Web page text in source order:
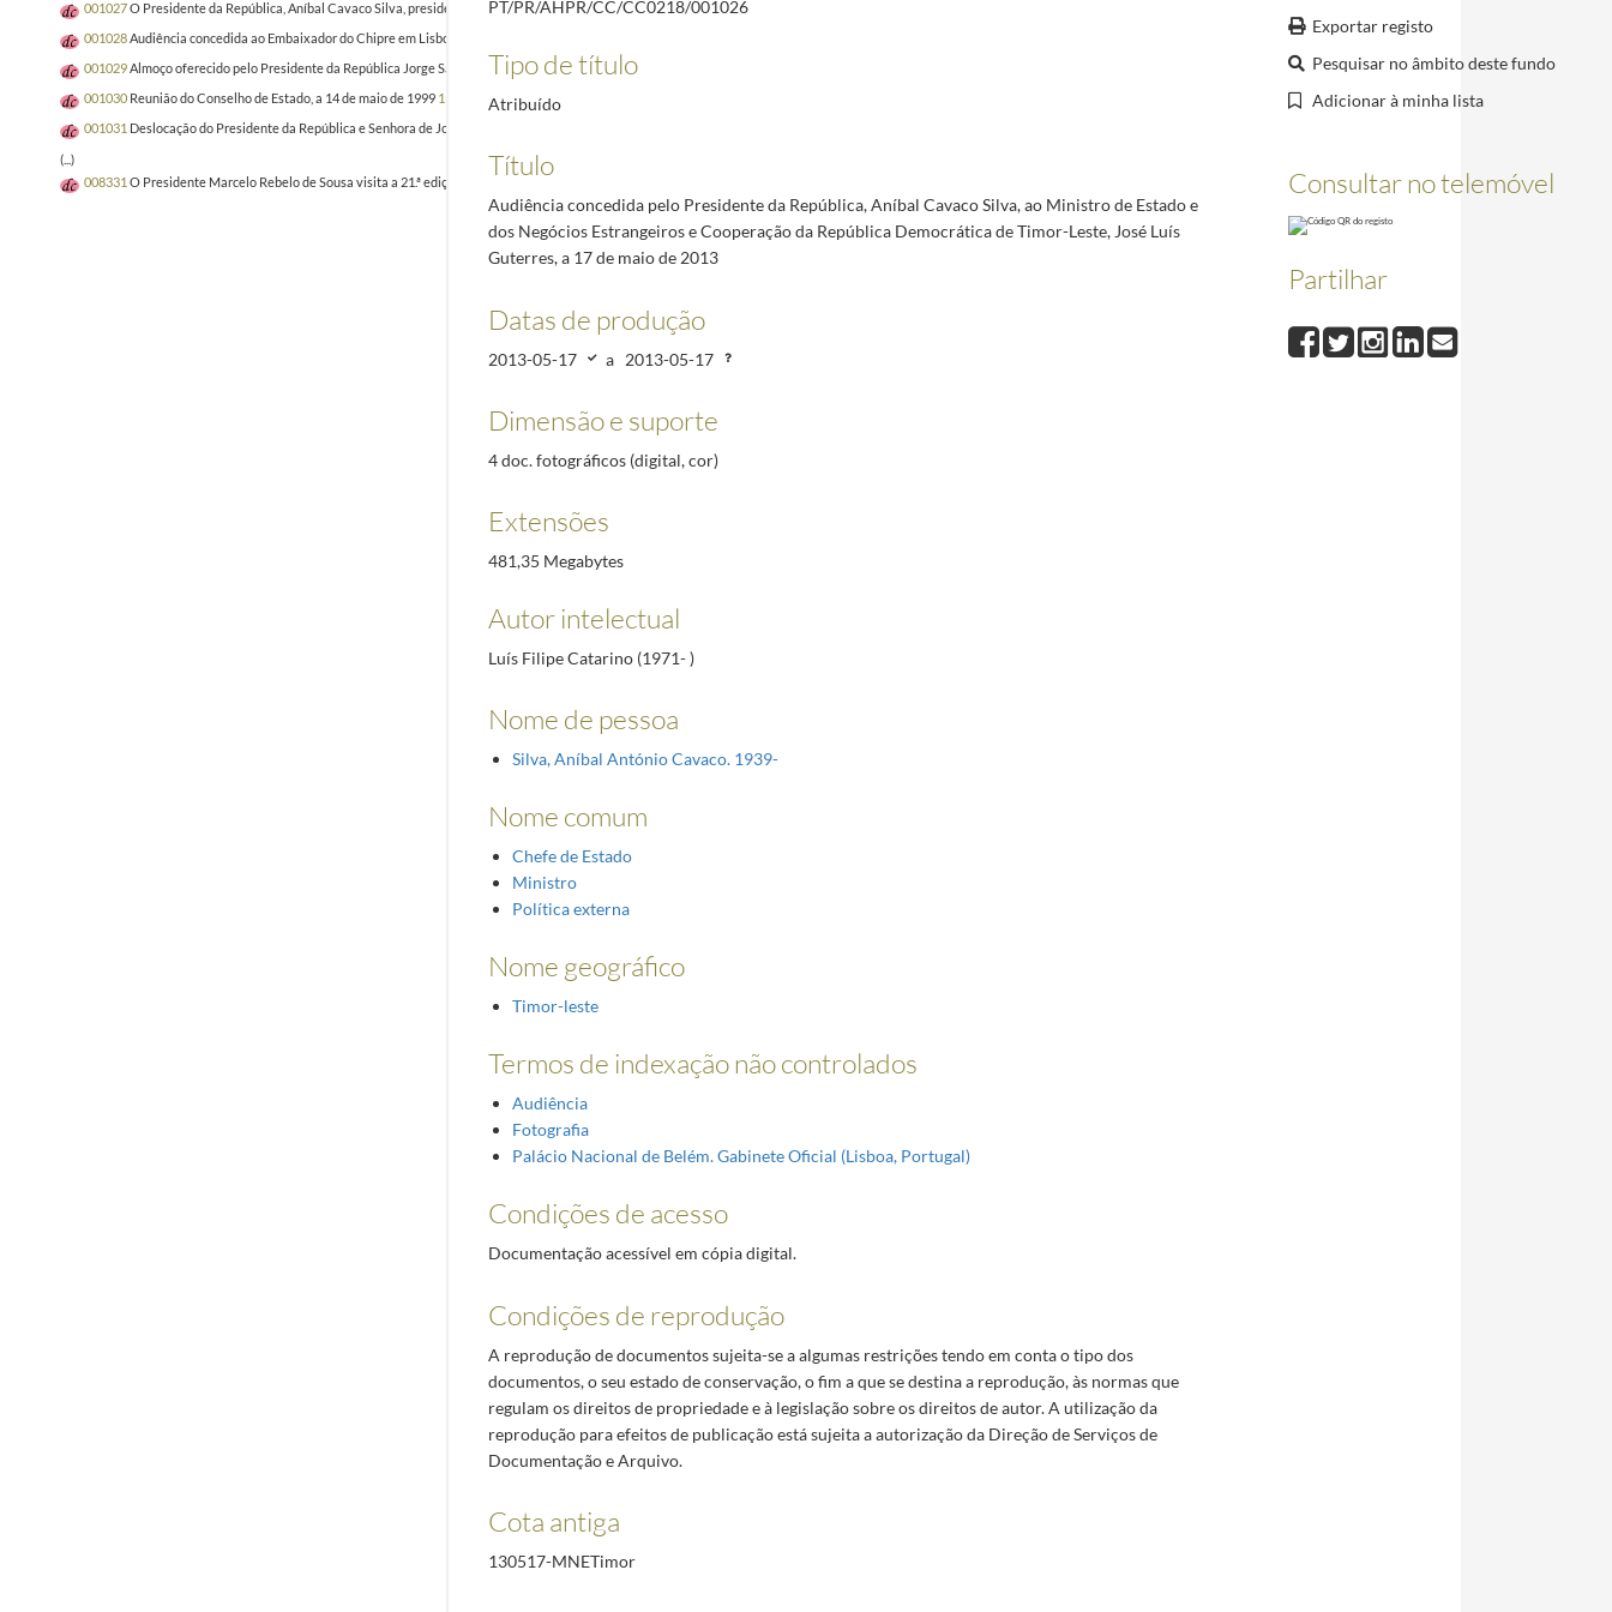
001027O Presidente da República, Aníbal Cavaco Silva, preside a reunião do Conselho de Estado, a 20 de maio de 2013
001028Audiência concedida ao Embaixador do Chipre em Lisboa, Andreas Pirishis, a 13 de maio de 1999
001029Almoço oferecido pelo Presidente da República Jorge Sampaio ao Ministro dos Negócios Estrangeiros, Jaime Gama, ao Governador de Macau, General Rocha Vieira, ao Embaixador Santana Carlos e a Manuel Magalhães e Silva, no Palácio de Belém, a 14 de
001030 Reunião do Conselho de Estado, a 14 de maio de 1999 1996-06-19/1996-06-19
001031 Deslocação do Presidente da República e Senhora de Jorge Sampaio, a Projetos de Luta Contra a Pobreza, de 16 a 19 de dezembro de 1998
(...)
008331 O Presidente Marcelo Rebelo de Sousa visita a 21.ª edição da Vindouro | Wine and History, Festa Pombalina, sendo homenageado como Cidadão Honorário de São João da Pesqueira e recebido a Chave de Honra da vila, a 2 de setembro de 20232023-09-02/
Exportar registo
Pesquisar no âmbito deste fundo
Adicionar à minha lista
Consultar no telemóvel
Partilhar
PT/PR/AHPR/CC/CC0218/001026
Tipo de título
Atribuído
Título
Audiência concedida pelo Presidente da República, Aníbal Cavaco Silva, ao Ministro de Estado e
dos Negócios Estrangeiros e Cooperação da República Democrática de Timor-Leste, José Luís
Guterres, a 17 de maio de 2013
Datas de produção
2013-05-17 a 2013-05-17
Dimensão e suporte
4 doc. fotográficos (digital, cor)
Extensões
481,35 Megabytes
Autor intelectual
Luís Filipe Catarino (1971- )
Nome de pessoa
Silva, Aníbal António Cavaco. 1939-
Nome comum
Chefe de Estado
Ministro
Política externa
Nome geográfico
Timor-leste
Termos de indexação não controlados
Audiência
Fotografia
Palácio Nacional de Belém. Gabinete Oficial (Lisboa, Portugal)
Condições de acesso
Documentação acessível em cópia digital.
Condições de reprodução
A reprodução de documentos sujeita-se a algumas restrições tendo em conta o tipo dos
documentos, o seu estado de conservação, o fim a que se destina a reprodução, às normas que
regulam os direitos de propriedade e à legislação sobre os direitos de autor. A utilização da
reprodução para efeitos de publicação está sujeita a autorização da Direção de Serviços de
Documentação e Arquivo.
Cota antiga
130517-MNETimor